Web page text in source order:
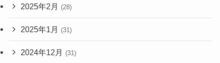
2025年2月 (28)
2025年1月 (31)
2024年12月 (31)